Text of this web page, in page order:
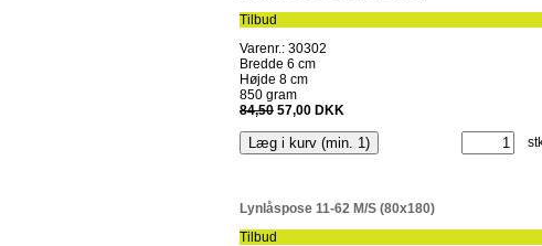
Tilbud
Varenr.: 30302
Bredde 6 cm
Højde 8 cm
850 gram
84,50 57,00 DKK
Lynlåspose 11-62 M/S (80x180)
Tilbud